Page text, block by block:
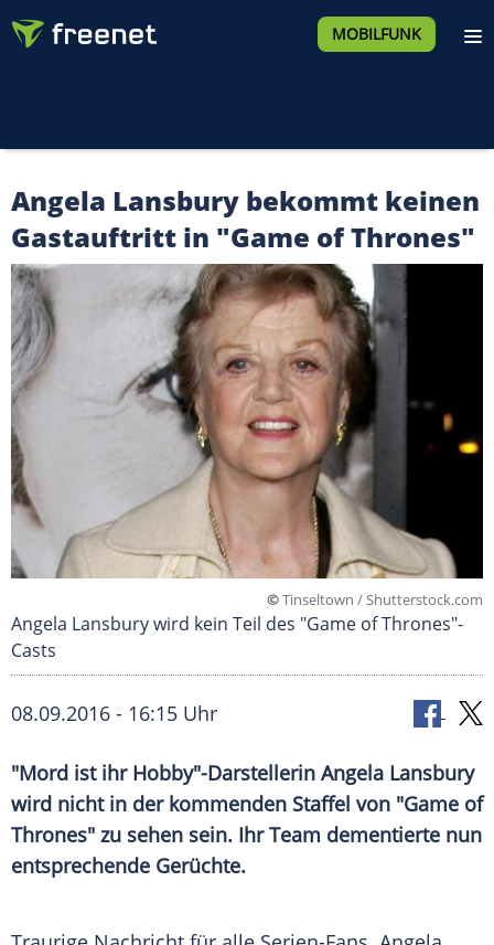
MOBILFUNK
Angela Lansbury bekommt keinen
Gastauftritt in "Game of Thrones"
©Tinseltown / Shutterstock.com
Angela Lansbury wird kein Teil des "Game of Thrones"-
Casts
08.09.2016 - 16:15 Uhr
"Mord ist ihr Hobby"-Darstellerin Angela Lansbury
wird nicht in der kommenden Staffel von "Game of
Thrones" zu sehen sein. Ihr Team dementierte nun
entsprechende Gerüchte.